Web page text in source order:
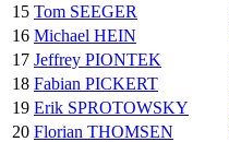
15 Tom SEEGER
16 Michael HEIN
17 Jeffrey PIONTEK
18 Fabian PICKERT
19 Erik SPROTOWSKY
20 Florian THOMSEN